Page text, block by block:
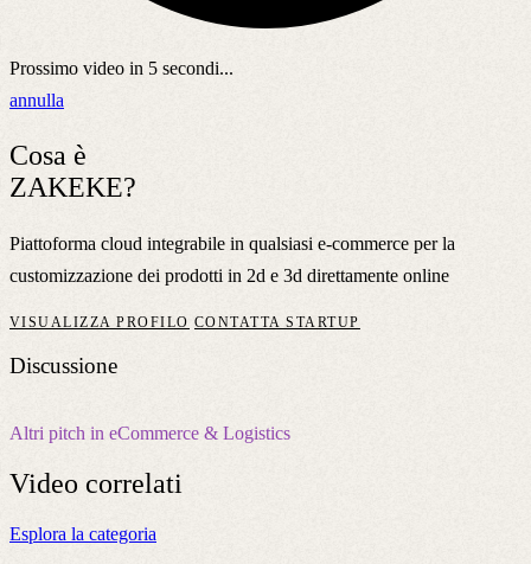
Prossimo video in 5 secondi...
annulla
Cosa è
ZAKEKE?
Piattoforma cloud integrabile in qualsiasi e-commerce per la
customizzazione dei prodotti in 2d e 3d direttamente online
VISUALIZZA PROFILO CONTATTA STARTUP
Discussione
Altri pitch in eCommerce & Logistics
Video correlati
Esplora la categoria